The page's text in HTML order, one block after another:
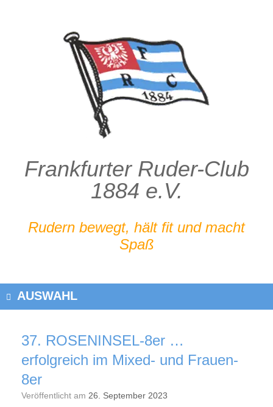
Frankfurter Ruder-Club
1884 e.V.
Rudern bewegt, hält fit und macht
Spaß
AUSWAHL
37. ROSENINSEL-8er …
erfolgreich im Mixed- und Frauen-
8er
Veröffentlicht am 26. September 2023